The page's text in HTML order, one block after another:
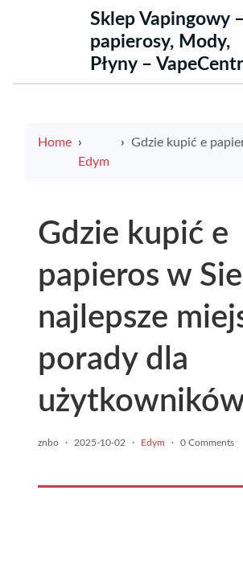
Sklep Vapingowy
papierosy, Mody,
Płyny –
Home
Edym
Gdzie kupić e papieros w Sieradzu najlepsze
Gdzie kupić e
papieros w
najlepsze
porady dla
znbo · 2025-10-02 · Edym · 0 Comments